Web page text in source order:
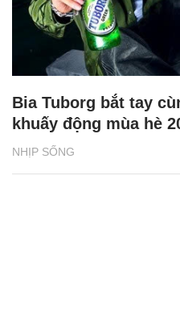
NHỊP SỐNG
Bia Tuborg bắt tay
khuấy động mùa hè